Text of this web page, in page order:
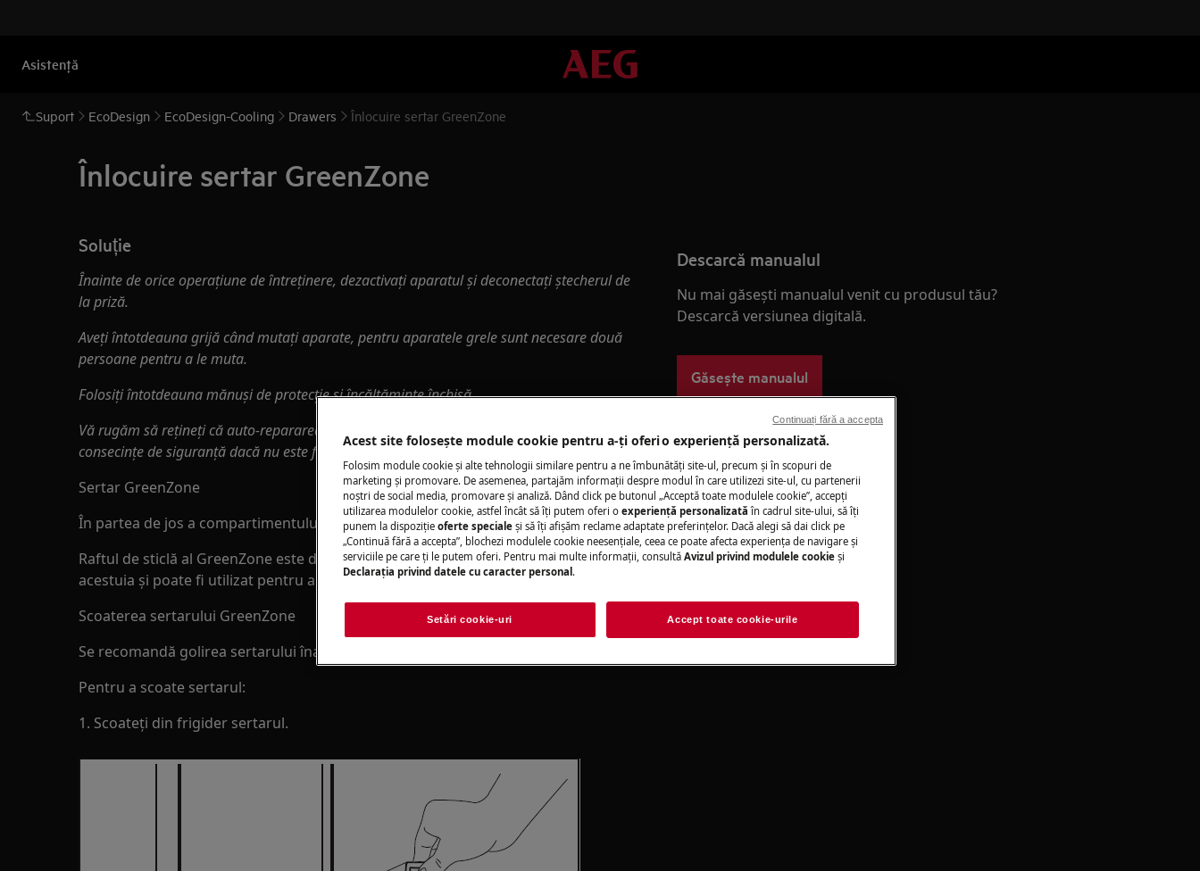
Asistenţă
Suport EcoDesign EcoDesign-Cooling Drawers Înlocuire sertar GreenZone
Înlocuire sertar GreenZone
Soluție
Înainte de orice operațiune de întreținere, dezactivați aparatul și deconectați ștecherul de
la priză.
Aveți întotdeauna grijă când mutați aparate, pentru aparatele grele sunt necesare două
persoane pentru a le muta.
Folosiți întotdeauna mănuși de protecție și încălțăminte închisă.
Vă rugăm să rețineți că auto-repararea sau reparația neprofesională poate avea
consecințe de siguranță dacă nu este făcută corect
Sertar GreenZone
În partea de jos a compartimentului frigiderului se află un sertar care se scoate.
Raftul de sticlă al GreenZone este dotat cu un dispozitiv care reglează etanșarea
acestuia și poate fi utilizat pentru a gestiona umiditatea din interiorul sertarului.
Scoaterea sertarului GreenZone
Se recomandă golirea sertarului înainte de a-l scoate din frigider.
Pentru a scoate sertarul:
1. Scoateți din frigider sertarul.
Descarcă manualul
Nu mai găsești manualul venit cu produsul tău?
Descarcă versiunea digitală.
Găsește manualul
Acest site folosește module cookie pentru a-ţi oferi o experienţă personalizată.
Folosim module cookie și alte tehnologii similare pentru a ne îmbunătăţi site-ul, precum și în scopuri de
marketing și promovare. De asemenea, partajăm informaţii despre modul în care utilizezi site-ul, cu partenerii
noștri de social media, promovare și analiză. Dând click pe butonul „Acceptă toate modulele cookie”, accepţi
utilizarea modulelor cookie, astfel încât să îţi putem oferi o experienţă personalizată în cadrul site-ului, să îţi
punem la dispoziţie oferte speciale și să îţi afișăm reclame adaptate preferinţelor. Dacă alegi să dai click pe
„Continuă fără a accepta”, blochezi modulele cookie neesenţiale, ceea ce poate afecta experienţa de navigare și
serviciile pe care ţi le putem oferi. Pentru mai multe informaţii, consultă Avizul privind modulele cookie și
Declaraţia privind datele cu caracter personal .
Setări cookie-uri Accept toate cookie-urile
Continuați fără a accepta